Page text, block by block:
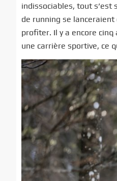
indissociables, tout s’est
de running se lanceraient
profiter. Il y a encore
une carrière sportive, ce